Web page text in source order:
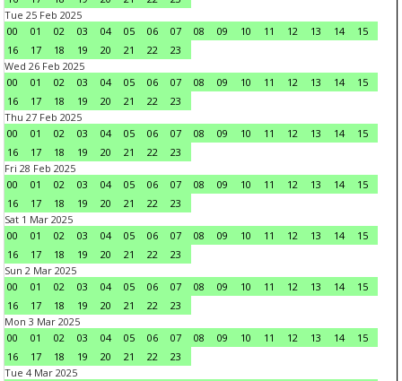
Tue 25 Feb 2025
00
01 02 03 04 05 06 07 08 09 10 11 12 13 14
15
16
17 18 19 20 21 22
23
Wed 26 Feb 2025
00
01 02 03 04 05 06 07 08 09 10 11 12 13 14
15
16
17 18 19 20 21 22
23
Thu 27 Feb 2025
00
01 02 03 04 05 06 07 08 09 10 11 12 13 14
15
16
17 18 19 20 21 22
23
Fri 28 Feb 2025
00
01 02 03 04 05 06 07 08 09 10 11 12 13 14
15
16
17 18 19 20 21 22
23
Sat 1 Mar 2025
00
01 02 03 04 05 06 07 08 09 10 11 12 13 14
15
16
17 18 19 20 21 22
23
Sun 2 Mar 2025
00
01 02 03 04 05 06 07 08 09 10 11 12 13 14
15
16
17 18 19 20 21 22
23
Mon 3 Mar 2025
00
01 02 03 04 05 06 07 08 09 10 11 12 13 14
15
16
17 18 19 20 21 22
23
Tue 4 Mar 2025